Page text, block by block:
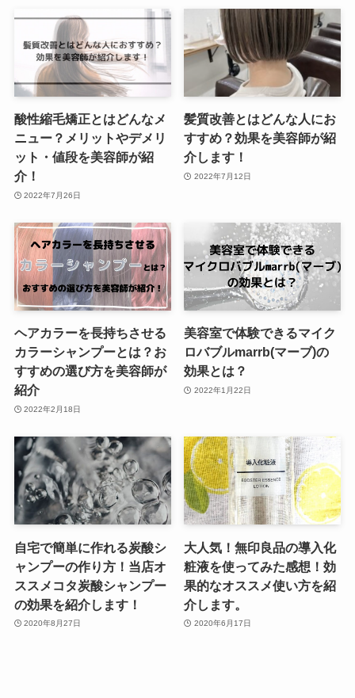
酸性縮毛矯正とはどんなメ
ニュー？メリットやデメリ
ット・値段を美容師が紹
介！
2022年7月26日
髪質改善とはどんな人にお
すすめ？効果を美容師が紹
介します！
2022年7月12日
ヘアカラーを長持ちさせる
カラーシャンプーとは？お
すすめの選び方を美容師が
紹介
2022年2月18日
美容室で体験できるマイク
ロバブルmarrb(マーブ)の
効果とは？
2022年1月22日
自宅で簡単に作れる炭酸シ
ャンプーの作り方！当店オ
ススメコタ炭酸シャンプー
の効果を紹介します！
2020年8月27日
大人気！無印良品の導入化
粧液を使ってみた感想！効
果的なオススメ使い方を紹
介します。
2020年6月17日